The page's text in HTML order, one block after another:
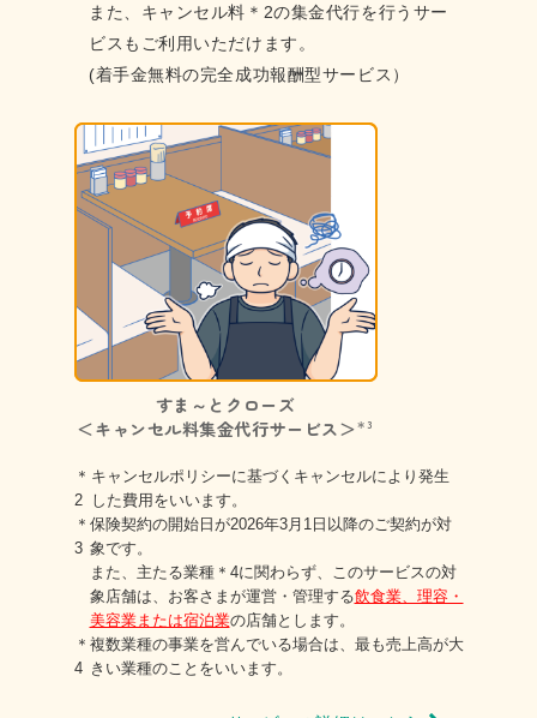
また、キャンセル料 ＊2の集金代行を行うサー
ビスもご利用いただけます。
(着手金無料の完全成功報酬型サービス）
すま～とクローズ
＜キャンセル料集金代行サービス＞＊3
＊
2
キャンセルポリシーに基づくキャンセルにより発生
した費用をいいます。
＊
3
保険契約の開始日が2026年3月1日以降のご契約が対
象です。
また、主たる業種＊4に関わらず、このサービスの対
象店舗は、お客さまが運営・管理する飲食業、理容・
美容業または宿泊業の店舗とします。
＊
4
複数業種の事業を営んでいる場合は、最も売上高が大
きい業種のことをいいます。